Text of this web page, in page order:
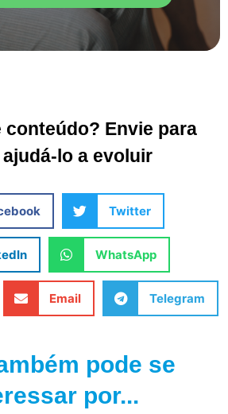
conteúdo? Envie para
lo a evoluir
Twitter
WhatsApp
Email Telegram
pode se
por...